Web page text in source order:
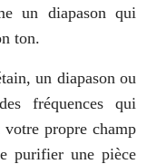
un diapason qui
ton.
un diapason ou
fréquences qui
propre champ
purifier une pièce